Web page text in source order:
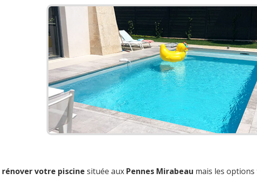
rénover votre piscine située aux Pennes Mirabeau mais les